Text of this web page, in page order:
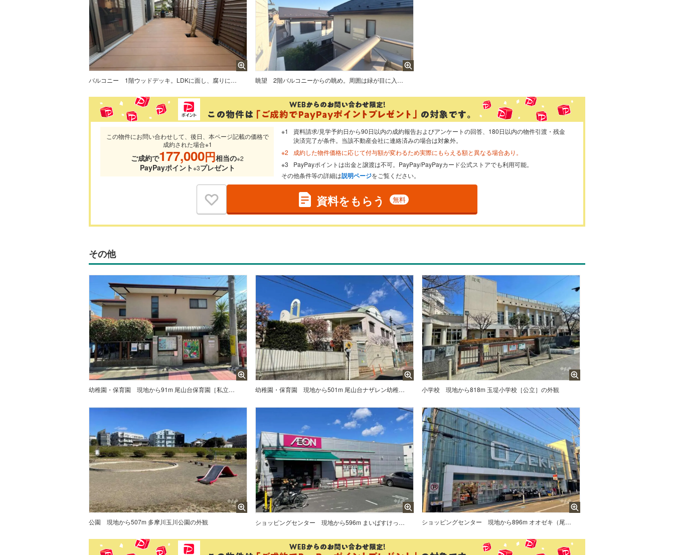
バルコニー 1階ウッドデッキ。LDKに面し、腐りに強い人工木ウッドデッキで、メンテナンスも楽に行えます。 眺望 2階バルコニーからの眺め。周囲は緑が目に入る自然豊かな住環境です。植栽のある家庭も多いです。
この物件にお問い合わせして、後日、本ページ記載の価格で
成約された場合※1
ご成約で177,000円相当の※2
PayPayポイント※3プレゼント
資料請求/見学予約日から90日以内の成約報告およびアンケートの回答、180日以内の物件引渡・残金
決済完了が条件。当該不動産会社に連絡済みの場合は対象外。
成約した物件価格に応じて付与額が変わるため実際にもらえる額と異なる場合あり。
PayPayポイントは出金と譲渡は不可。PayPay/PayPayカード公式ストアでも利用可能。
その他条件等の詳細は説明ページをご覧ください。
資料をもらう 無料
その他
幼稚園・保育園 現地から91m 尾山台保育園［私立］の外観 幼稚園・保育園 現地から501m 尾山台ナザレン幼稚園［私立］の外観 小学校 現地から818m 玉堤小学校［公立］の外観
公園 現地から507m 多摩川玉川公園の外観 ショッピングセンター 現地から596m まいばすけっと（玉堤2丁目店）の外観 ショッピングセンター 現地から896m オオゼキ（尾山台店）の外観